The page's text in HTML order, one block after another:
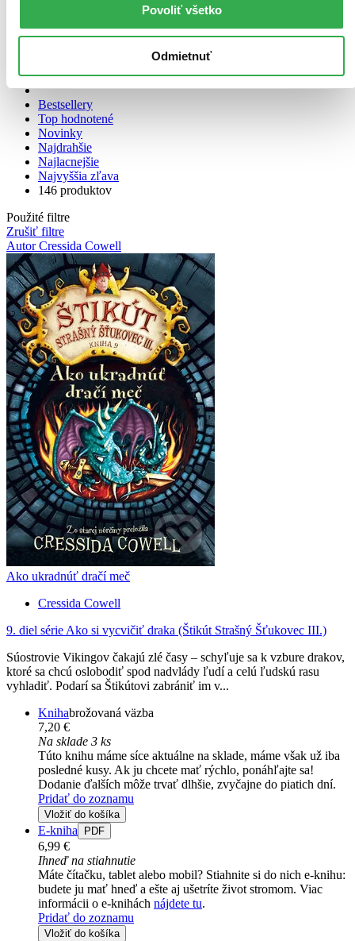
Povoliť všetko
Odmietnuť
Zoradiť
Bestsellery
Top hodnotené
Novinky
Najdrahšie
Najlacnejšie
Najvyššia zľava
146 produktov
Použité filtre
Zrušiť filtre
Autor Cressida Cowell
Ako ukradnúť dračí meč
Cressida Cowell
9. diel série Ako si vycvičiť draka (Štikút Strašný Šťukovec III.)
Súostrovie Vikingov čakajú zlé časy – schyľuje sa k vzbure drakov,
ktoré sa chcú oslobodiť spod nadvlády ľudí a celú ľudskú rasu
vyhladiť. Podarí sa Štikútovi zabrániť im v...
Knihabrožovaná väzba
7,20 €
Na sklade 3 ks
Túto knihu máme síce aktuálne na sklade, máme však už iba
posledné kusy. Ak ju chcete mať rýchlo, ponáhľajte sa!
Dodanie ďalších môže trvať dlhšie, zvyčajne do piatich dní.
Pridať do zoznamu
Vložiť do košíka
E-kniha PDF
6,99 €
Ihneď na stiahnutie
Máte čítačku, tablet alebo mobil? Stiahnite si do nich e-knihu:
budete ju mať hneď a ešte aj ušetríte život stromom. Viac
informácii o e-knihách nájdete tu.
Pridať do zoznamu
Vložiť do košíka